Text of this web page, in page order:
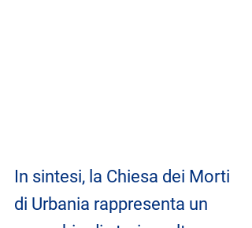
In sintesi, la Chiesa dei Morti
di Urbania rappresenta un